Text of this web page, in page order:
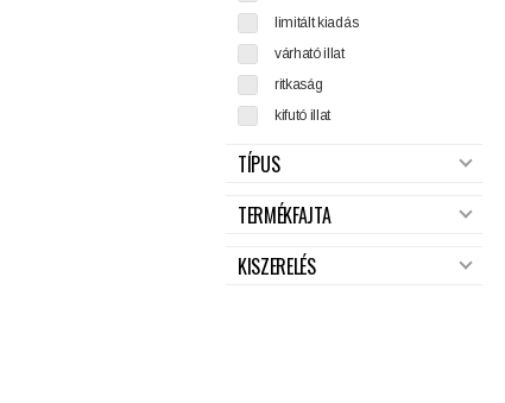
limitált kiadás
várható illat
ritkaság
kifutó illat
TÍPUS
TERMÉKFAJTA
KISZERELÉS